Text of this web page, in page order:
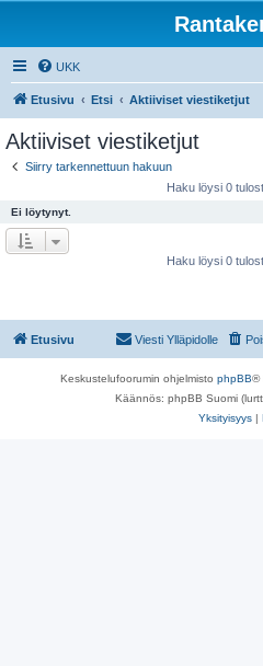
UKK
Etusivu Etsi Aktiiviset viestiketjut
Aktiiviset viestiketjut
Siirry tarkennettuun hakuun
Haku löysi 0
Ei löytynyt.
Haku löysi 0
Etusivu Viesti Ylläpidolle
Keskustelufoorumin ohjelmisto phpBB®
Käännös: phpBB Suomi
Yksityisyys |